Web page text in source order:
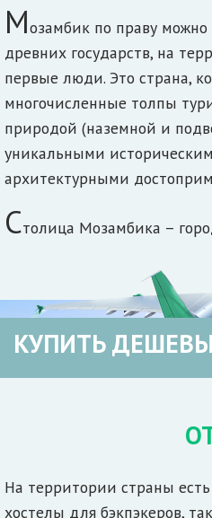
Мозамбик по праву
древних государств, на
первые люди. Это страна,
многочисленные толпы
природой (наземной и
уникальными
архитектурными
Столица Мозамбика –
КУПИТЬ
На территории страны
хостелы для бэкпэкеров,